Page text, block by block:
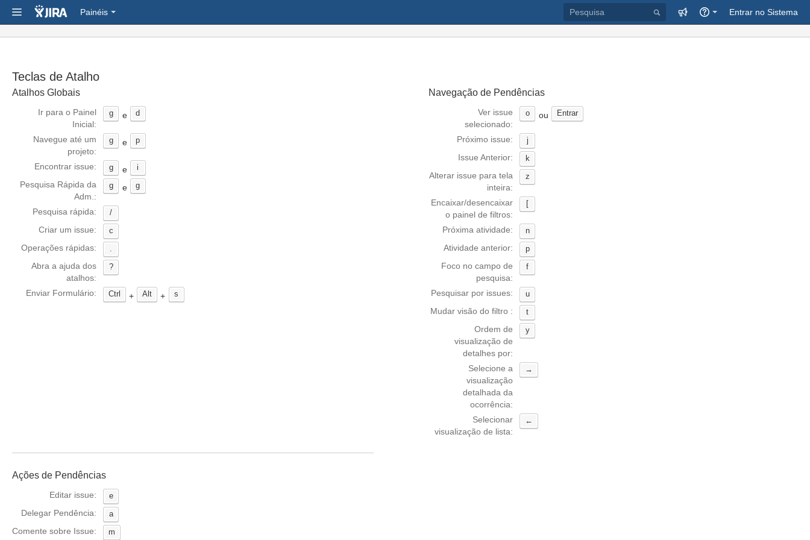
Painéis Entrar no Sistema
Teclas de Atalho
Atalhos Globais
Ir para o Painel
Inicial:
g e d
Navegue até um
projeto:
g e p
Encontrar issue: g e i
Pesquisa Rápida da
Adm.:
g e g
Pesquisa rápida: /
Criar um issue: c
Operações rápidas: .
Abra a ajuda dos
atalhos:
?
Enviar Formulário: Ctrl + Alt + s
Navegação de Pendências
Ver issue
selecionado:
o ou Entrar
Próximo issue: j
Issue Anterior: k
Alterar issue para tela
inteira:
z
Encaixar/desencaixar
o painel de filtros:
[
Próxima atividade: n
Atividade anterior: p
Foco no campo de
pesquisa:
f
Pesquisar por issues: u
Mudar visão do filtro : t
Ordem de
visualização de
detalhes por:
y
Selecione a
visualização
detalhada da
ocorrência:
→
Selecionar
visualização de lista:
←
Ações de Pendências
Editar issue: e
Delegar Pendência: a
Comente sobre Issue: m